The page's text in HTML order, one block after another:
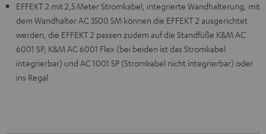
EFFEKT 2 mit 2,5 Meter Stromkabel, integrierte Wandhalterung, mit
dem Wandhalter AC 3500 SM können die EFFEKT 2 ausgerichtet
werden, die EFFEKT 2 passen zudem auf die Standfüße K&M AC
6001 SP, K&M AC 6001 Flex (bei beiden ist das Stromkabel
integrierbar) und AC 1001 SP (Stromkabel nicht integrierbar) oder
ins Regal